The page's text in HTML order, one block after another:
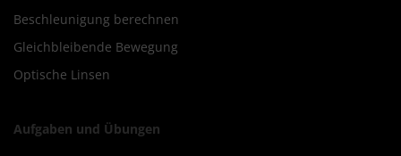
Beschleunigung berechnen
Gleichbleibende Bewegung
Optische Linsen
Aufgaben und Übungen